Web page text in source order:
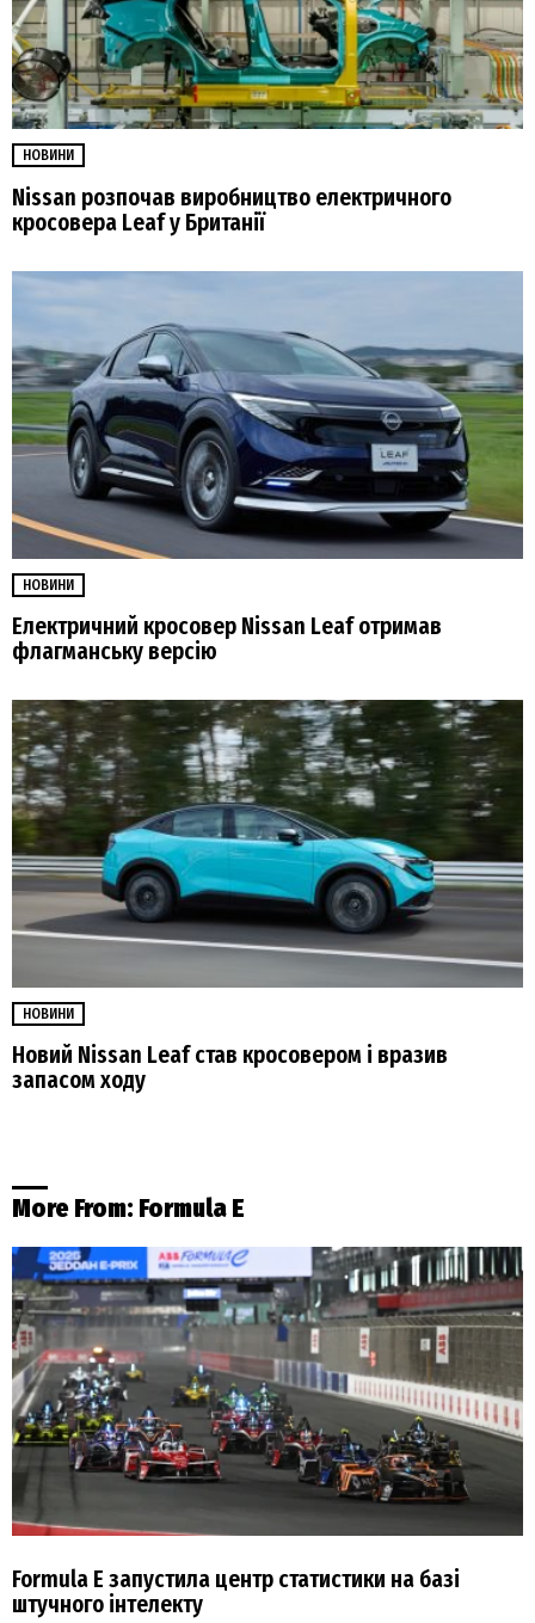
НОВИНИ
Nissan розпочав виробництво електричного
кросовера Leaf у Британії
НОВИНИ
Електричний кросовер Nissan Leaf отримав
флагманську версію
НОВИНИ
Новий Nissan Leaf став кросовером і вразив
запасом ходу
More From: Formula E
Formula E запустила центр статистики на базі
штучного інтелекту